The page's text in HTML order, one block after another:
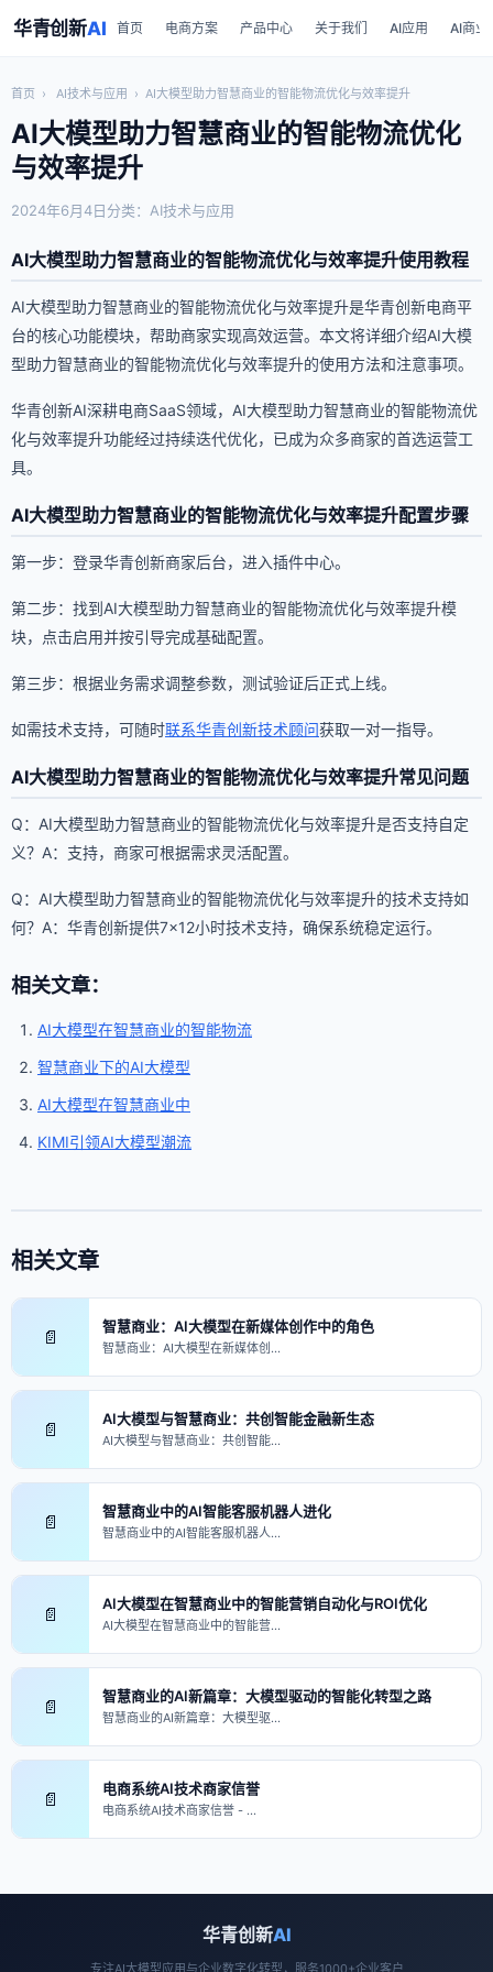
华青创新AI 首页 电商方案 产品中心 关于我们 AI应用 AI商业
首页 › AI技术与应用 › AI大模型助力智慧商业的智能物流优化与效率提升
AI大模型助力智慧商业的智能物流优化
与效率提升
2024年6月4日分类：AI技术与应用
AI大模型助力智慧商业的智能物流优化与效率提升使用教程
AI大模型助力智慧商业的智能物流优化与效率提升是华青创新电商平
台的核心功能模块，帮助商家实现高效运营。本文将详细介绍AI大模
型助力智慧商业的智能物流优化与效率提升的使用方法和注意事项。
华青创新AI深耕电商SaaS领域，AI大模型助力智慧商业的智能物流优
化与效率提升功能经过持续迭代优化，已成为众多商家的首选运营工
具。
AI大模型助力智慧商业的智能物流优化与效率提升配置步骤
第一步：登录华青创新商家后台，进入插件中心。
第二步：找到AI大模型助力智慧商业的智能物流优化与效率提升模
块，点击启用并按引导完成基础配置。
第三步：根据业务需求调整参数，测试验证后正式上线。
如需技术支持，可随时联系华青创新技术顾问获取一对一指导。
AI大模型助力智慧商业的智能物流优化与效率提升常见问题
Q：AI大模型助力智慧商业的智能物流优化与效率提升是否支持自定
义？A：支持，商家可根据需求灵活配置。
Q：AI大模型助力智慧商业的智能物流优化与效率提升的技术支持如
何？A：华青创新提供7×12小时技术支持，确保系统稳定运行。
相关文章：
AI大模型在智慧商业的智能物流
智慧商业下的AI大模型
AI大模型在智慧商业中
KIMI引领AI大模型潮流
相关文章
📄 智慧商业：AI大模型在新媒体创作中的角色
智慧商业：AI大模型在新媒体创…
📄 AI大模型与智慧商业：共创智能金融新生态
AI大模型与智慧商业：共创智能…
📄 智慧商业中的AI智能客服机器人进化
智慧商业中的AI智能客服机器人…
📄 AI大模型在智慧商业中的智能营销自动化与ROI优化
AI大模型在智慧商业中的智能营…
📄 智慧商业的AI新篇章：大模型驱动的智能化转型之路
智慧商业的AI新篇章：大模型驱…
📄 电商系统AI技术商家信誉
电商系统AI技术商家信誉 - …
华青创新AI
专注AI大模型应用与企业数字化转型，服务1000+企业客户